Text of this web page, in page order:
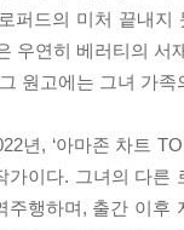
퍼드의 미처 끝내
우연히 베러티의
원고에는 그녀 가
년, ‘아마존 차트
가이다. 그녀의 다
주행하며, 출간 이후